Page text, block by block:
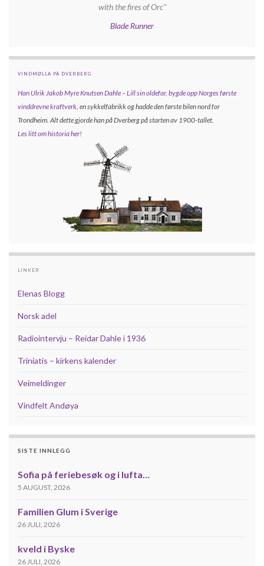
with the fires of Orc"
Blade Runner
VINDMØLLA PÅ DVERBERG
Han Ulrik Jakob Myre Knutsen Dahle – Lill sin oldefar, bygde oppNorges første
vinddrevne kraftverk, en sykkelfabrikk og hadde den første bilen nord for
Trondheim. Alt dette gjorde han på Dverberg på starten av 1900-tallet.
Les litt om historia her!
LINKER
Elenas Blogg
Norsk adel
Radiointervju – Reidar Dahle i 1936
Triniatis – kirkens kalender
Veimeldinger
Vindfelt Andøya
SISTE INNLEGG
Sofia på feriebesøk og i lufta…
5 AUGUST, 2026
Familien Glum i Sverige
26 JULI, 2026
kveld i Byske
26 JULI, 2026